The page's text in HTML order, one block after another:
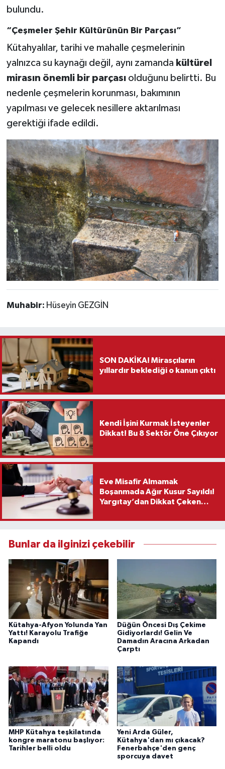
bulundu.
“Çeşmeler Şehir Kültürünün Bir Parçası”
Kütahyalılar, tarihi ve mahalle çeşmelerinin
yalnızca su kaynağı değil, aynı zamanda kültürel
mirasın önemli bir parçasıolduğunu belirtti. Bu
nedenle çeşmelerin korunması, bakımının
yapılması ve gelecek nesillere aktarılması
gerektiği ifade edildi.
Muhabir: Hüseyin GEZGİN
SON DAKİKA! Mirasçıların
yıllardır beklediği o kanun çıktı
Kendi İşini Kurmak İsteyenler
Dikkat! Bu 8 Sektör Öne Çıkıyor
Eve Misafir Almamak
Boşanmada Ağır Kusur Sayıldı!
Yargıtay’dan Dikkat Çeken
Bunlar da ilginizi çekebilir
Kütahya-Afyon Yolunda Yan
Yattı! Karayolu Trafiğe
Kapandı
Düğün Öncesi Dış Çekime
Gidiyorlardı! Gelin Ve
Damadın Aracına Arkadan
Çarptı
MHP Kütahya teşkilatında
kongre maratonu başlıyor:
Tarihler belli oldu
Yeni Arda Güler,
Kütahya'dan mı çıkacak?
Fenerbahçe'den genç
sporcuya davet